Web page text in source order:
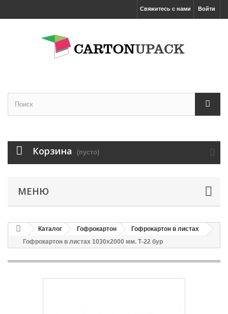
Войти
Свяжитесь с нами
Корзина (пусто)
МЕНЮ
Каталог Гофрокартон
Гофрокартон в листах
Гофрокартон в листах 1030х2000 мм. Т-22 бур